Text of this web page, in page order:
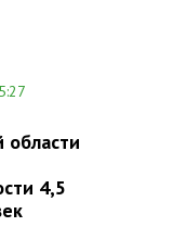
области
4,5